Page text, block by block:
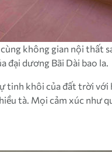
không gian nội thất
đại dương Bãi Dài bao la.
tinh khôi của đất trời
tà. Mọi cảm xúc như